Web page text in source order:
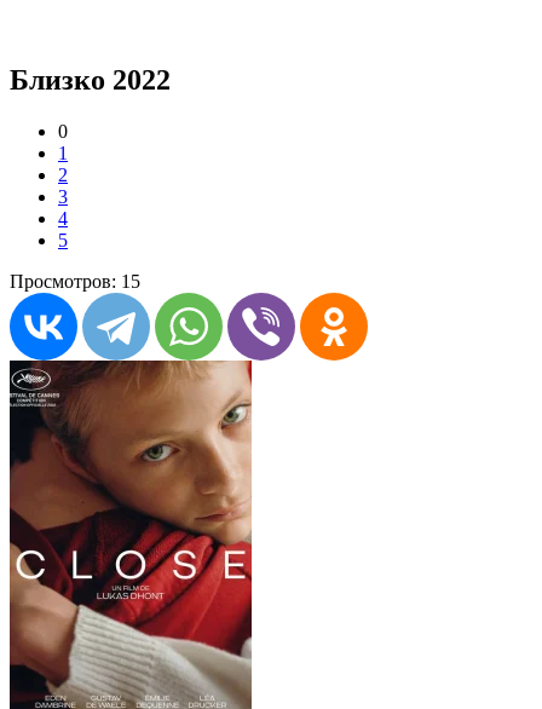
Близко 2022
0
1
2
3
4
5
Просмотров: 15